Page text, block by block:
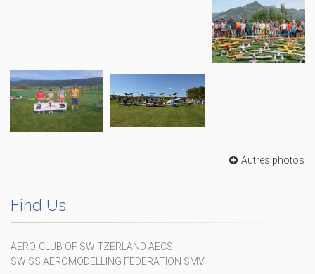
Autres photos
Find Us
AERO-CLUB OF SWITZERLAND AECS
SWISS AEROMODELLING FEDERATION SMV